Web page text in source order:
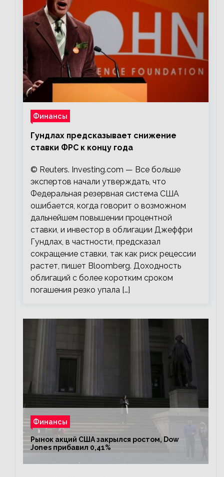
Финансы
Гундлах предсказывает снижение
ставки ФРС к концу года
© Reuters. Investing.com — Все больше
экспертов начали утверждать, что
Федеральная резервная система США
ошибается, когда говорит о возможном
дальнейшем повышении процентной
ставки, и инвестор в облигации Джеффри
Гундлах, в частности, предсказал
сокращение ставки, так как риск рецессии
растет, пишет Bloomberg. Доходность
облигаций с более коротким сроком
погашения резко упала […]
Финансы
Рынок акций США закрылся ростом, Dow
Jones прибавил 0,41%